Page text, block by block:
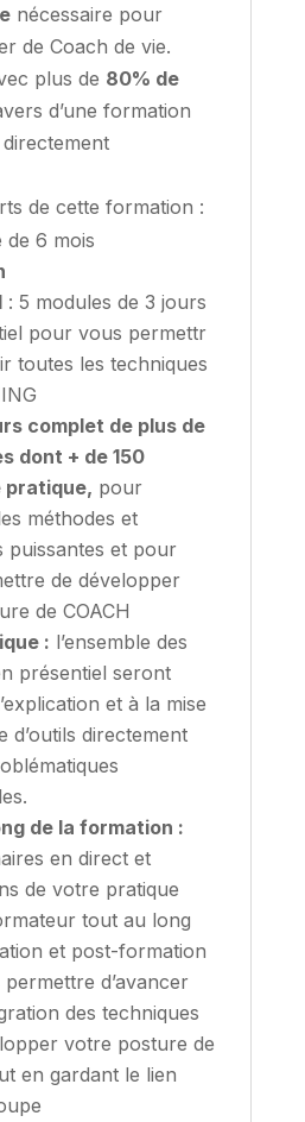
nécessaire pour
de Coach de vie.
plus de 80% de
d’une formation
de cette formation :
de 6 mois
: 5 modules de 3 jours
pour vous permettr
toutes les techniques
complet de plus de
dont + de 150
pratique, pour
méthodes et
puissantes et pour
de développer
de COACH
: l’ensemble des
présentiel seront
et à la mise
d’outils directement
de la formation :
en direct et
de votre pratique
tout au long
et post-formation
d’avancer
des techniques
votre posture de
en gardant le lien